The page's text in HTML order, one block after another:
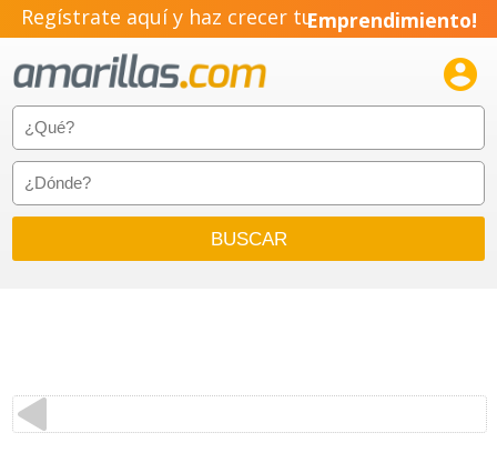
Regístrate aquí y haz crecer tu
Emprendimiento!
